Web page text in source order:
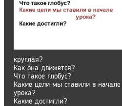
круглая?
Как она движется?
Что такое глобус?
Какие цели мы ставили в начале
урока?
Какие достигли?